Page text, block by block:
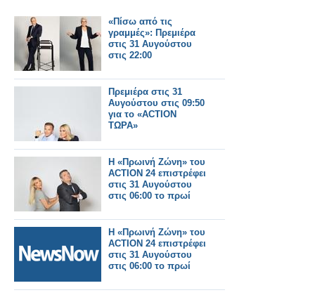
«Πίσω από τις
γραμμές»: Πρεμιέρα
στις 31 Αυγούστου
στις 22:00
Πρεμιέρα στις 31
Αυγούστου στις 09:50
για το «ACTION
ΤΩΡΑ»
Η «Πρωινή Ζώνη» του
ACTION 24 επιστρέφει
στις 31 Αυγούστου
στις 06:00 το πρωί
Η «Πρωινή Ζώνη» του
ACTION 24 επιστρέφει
στις 31 Αυγούστου
στις 06:00 το πρωί